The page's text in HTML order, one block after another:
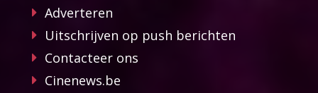
Adverteren
Uitschrijven op push berichten
Contacteer ons
Cinenews.be